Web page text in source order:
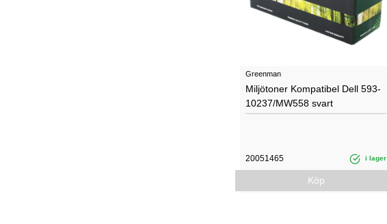
Greenman
Miljötoner Kompatibel Dell 593-
10237/MW558 svart
20051465 i lager
Köp